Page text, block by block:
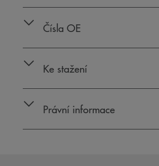
Čísla OE
Ke stažení
Právní informace